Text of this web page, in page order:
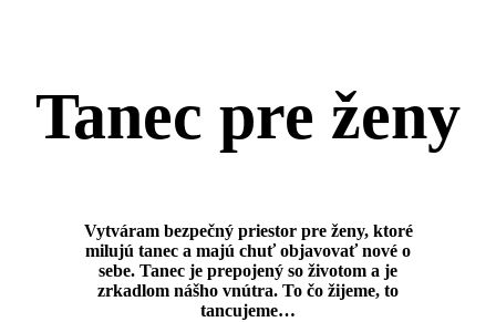
Tanec pre ženy
Vytváram bezpečný priestor pre ženy, ktoré
milujú tanec a majú chuť objavovať nové o
sebe. Tanec je prepojený so životom a je
zrkadlom nášho vnútra. To čo žijeme, to
tancujeme…